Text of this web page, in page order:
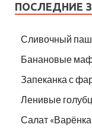
ПОСЛЕДНИЕ
Сливочный
Банановые
Запеканка с
Ленивые
Салат